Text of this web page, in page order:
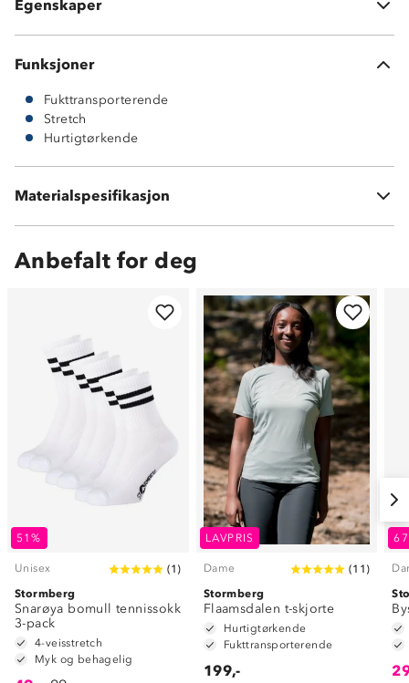
Egenskaper
Svært god stretch
Funksjoner
Fukttransporterende
Stretch
Hurtigtørkende
Materialspesifikasjon
8% elastan
Anbefalt for deg
51%
Unisex (1 )
Stormberg
Snarøya bomull tennissokk
3-pack
4-veisstretch
Myk og behagelig
LAVPRIS
Dame (11 )
Stormberg
Flaamsdalen t-skjorte
Hurtigtørkende
Fukttransporterende
199,-